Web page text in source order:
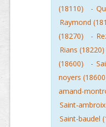
(18110)
-
Raymond
(18270)
-
Rians (18220)
(18600)
-
noyers
amand-
Saint-
Saint-baudel